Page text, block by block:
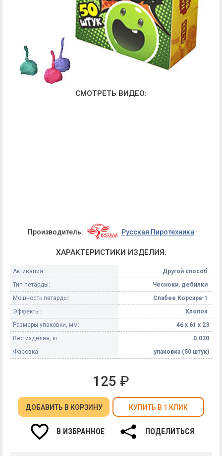
СМОТРЕТЬ ВИДЕО:
Производитель: Русская Пиротехника
ХАРАКТЕРИСТИКИ ИЗДЕЛИЯ:
Активация:
Другой способ
Тип петарды:
Чесноки, дебилки
Мощность петарды:
Слабее Корсара-1
Эффекты:
Хлопок
Размеры упаковки, мм:
46 х 61 х 23
Вес изделия, кг:
0.020
Фасовка:
упаковка (50 штук)
125 ₽
ДОБАВИТЬ В КОРЗИНУ КУПИТЬ В 1 КЛИК
В ИЗБРАННОЕ ПОДЕЛИТЬСЯ